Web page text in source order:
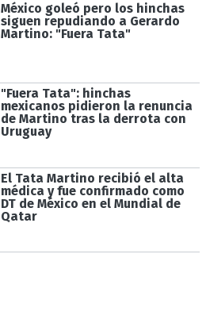
México goleó pero los hinchas
siguen repudiando a Gerardo
Martino: "Fuera Tata"
"Fuera Tata": hinchas
mexicanos pidieron la renuncia
de Martino tras la derrota con
Uruguay
El Tata Martino recibió el alta
médica y fue confirmado como
DT de México en el Mundial de
Qatar